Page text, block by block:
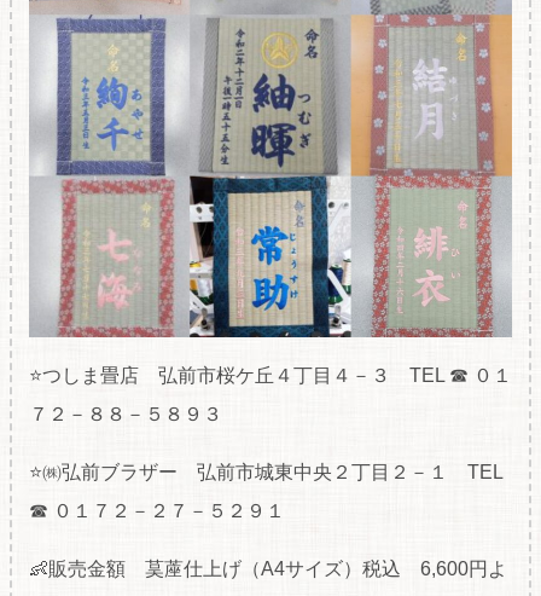
⭐つしま畳店 弘前市桜ケ丘４丁目４－３ TEL ☎ ０１
７２－８８－５８９３
⭐㈱弘前ブラザー 弘前市城東中央２丁目２－１ TEL
☎ ０１７２－２７－５２９１
👶販売金額 茣蓙仕上げ（A4サイズ）税込 6,600円よ